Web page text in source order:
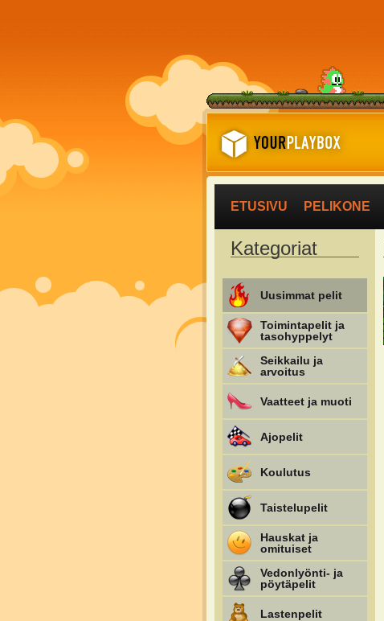
ETUSIVU PELIKONE
Kategoriat
Uusimmat pelit
Toimintapelit ja
tasohyppelyt
Seikkailu ja
arvoitus
Vaatteet ja muoti
Ajopelit
Koulutus
Taistelupelit
Hauskat ja
omituiset
Vedonlyönti- ja
pöytäpelit
Lastenpelit